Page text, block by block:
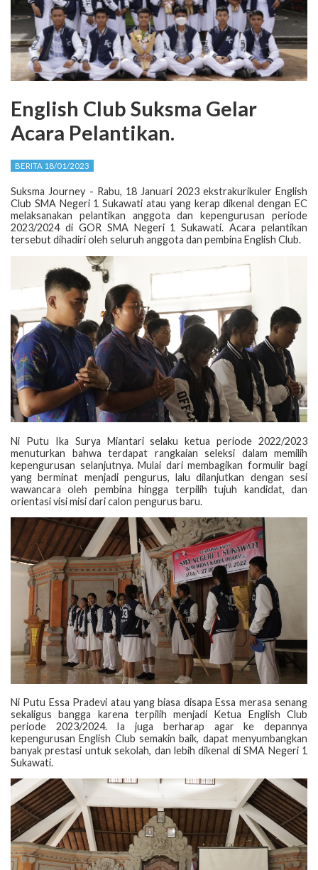
English Club Suksma Gelar
Acara Pelantikan.
BERITA 18/01/2023
Suksma Journey - Rabu, 18 Januari 2023 ekstrakurikuler English
Club SMA Negeri 1 Sukawati atau yang kerap dikenal dengan EC
melaksanakan pelantikan anggota dan kepengurusan periode
2023/2024 di GOR SMA Negeri 1 Sukawati. Acara pelantikan
tersebut dihadiri oleh seluruh anggota dan pembina English Club.
Ni Putu Ika Surya Miantari selaku ketua periode 2022/2023
menuturkan bahwa terdapat rangkaian seleksi dalam memilih
kepengurusan selanjutnya. Mulai dari membagikan formulir bagi
yang berminat menjadi pengurus, lalu dilanjutkan dengan sesi
wawancara oleh pembina hingga terpilih tujuh kandidat, dan
orientasi visi misi dari calon pengurus baru.
Ni Putu Essa Pradevi atau yang biasa disapa Essa merasa senang
sekaligus bangga karena terpilih menjadi Ketua English Club
periode 2023/2024. Ia juga berharap agar ke depannya
kepengurusan English Club semakin baik, dapat menyumbangkan
banyak prestasi untuk sekolah, dan lebih dikenal di SMA Negeri 1
Sukawati.